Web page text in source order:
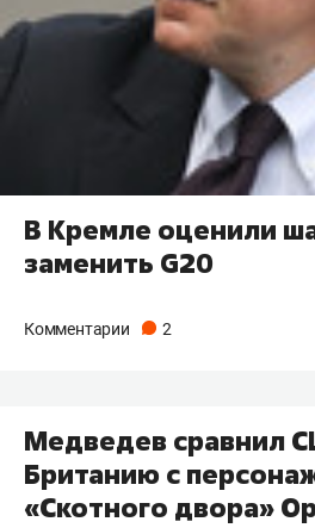
В Кремле оценили
заменить G20
Комментарии 2
Медведев сравнил
Британию с
«Скотного двора»